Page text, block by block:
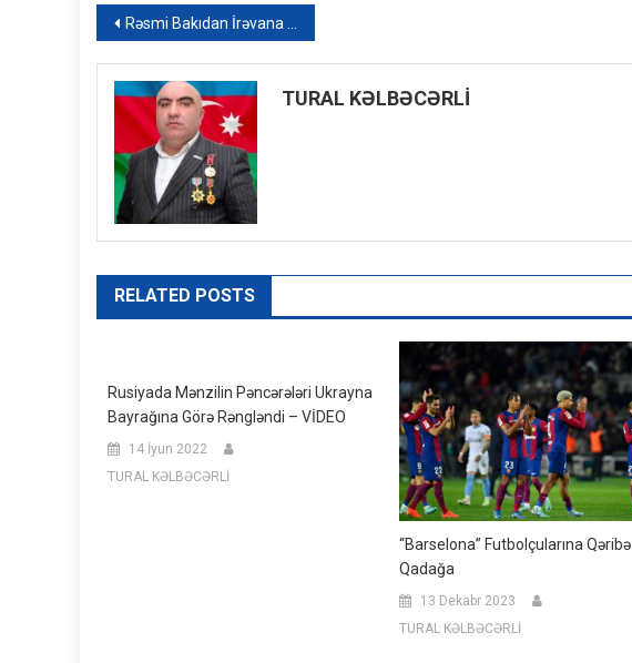
Yazı
naviqasiyası
Rəsmi Bakıdan İrəvana sərt reaksiya – Xəbərlərin 13:00 buraxılışı
TURAL KƏLBƏCƏRLİ
RELATED POSTS
Rusiyada Mənzilin Pəncərələri Ukrayna
Bayrağına Görə Rəngləndi – VİDEO
14 İyun 2022
TURAL KƏLBƏCƏRLİ
“Barselona” Futbolçularına Qəribə
Qadağa
13 Dekabr 2023
TURAL KƏLBƏCƏRLİ